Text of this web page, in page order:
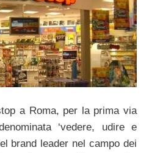
a Roma, per la prima via
‘vedere, udire e
brand leader nel campo dei